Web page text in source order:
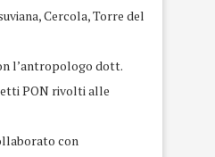
Cercola, Torre del
l’antropologo dott.
PON rivolti alle
con